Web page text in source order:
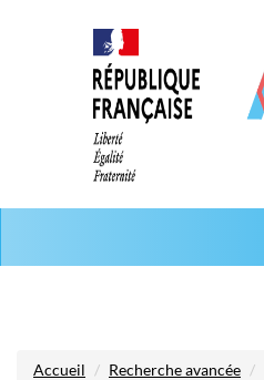
Accueil Recherche avancée